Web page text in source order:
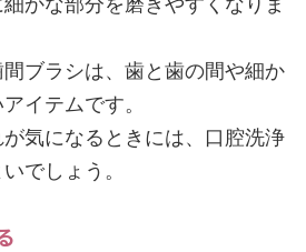
ブラシは、歯と歯の間や細か
イテムです。
気になるときには、口腔洗浄
でしょう。